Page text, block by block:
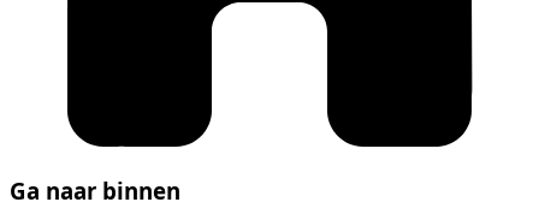
Ga naar binnen